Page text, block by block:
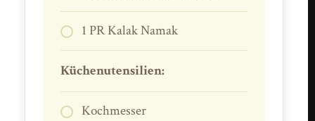
1 PR Kalak Namak
Küchenutensilien:
Kochmesser